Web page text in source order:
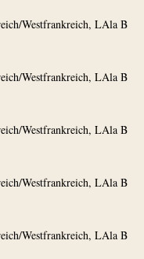
Westfrankreich, LAla B
Westfrankreich, LAla B
Westfrankreich, LAla B
Westfrankreich, LAla B
Westfrankreich, LAla B